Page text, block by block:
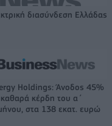
διασύνδεση Ελλάδας
Holdings: Άνοδος 45%
κέρδη του α΄
στα 138 εκατ. ευρώ